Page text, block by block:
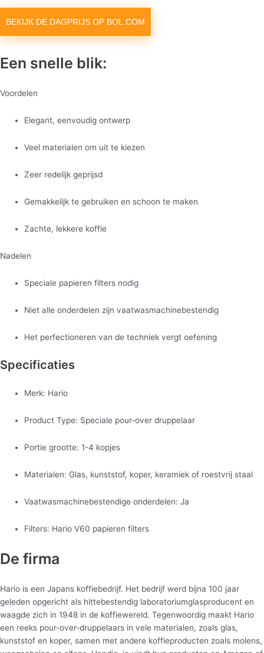
BEKIJK DE DAGPRIJS OP BOL.COM
Een snelle blik:
Voordelen
Elegant, eenvoudig ontwerp
Veel materialen om uit te kiezen
Zeer redelijk geprijsd
Gemakkelijk te gebruiken en schoon te maken
Zachte, lekkere koffie
Nadelen
Speciale papieren filters nodig
Niet alle onderdelen zijn vaatwasmachinebestendig
Het perfectioneren van de techniek vergt oefening
Specificaties
Merk: Hario
Product Type: Speciale pour-over druppelaar
Portie grootte: 1-4 kopjes
Materialen: Glas, kunststof, koper, keramiek of roestvrij staal
Vaatwasmachinebestendige onderdelen: Ja
Filters: Hario V60 papieren filters
De firma
Hario is een Japans koffiebedrijf. Het bedrijf werd bijna 100 jaar
geleden opgericht als hittebestendig laboratoriumglasproducent en
waagde zich in 1948 in de koffiewereld. Tegenwoordig maakt Hario
een reeks pour-over-druppelaars in vele materialen, zoals glas,
kunststof en koper, samen met andere koffieproducten zoals molens,